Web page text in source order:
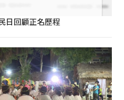
日回顧正名歷程